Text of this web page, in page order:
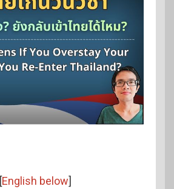
[English below]